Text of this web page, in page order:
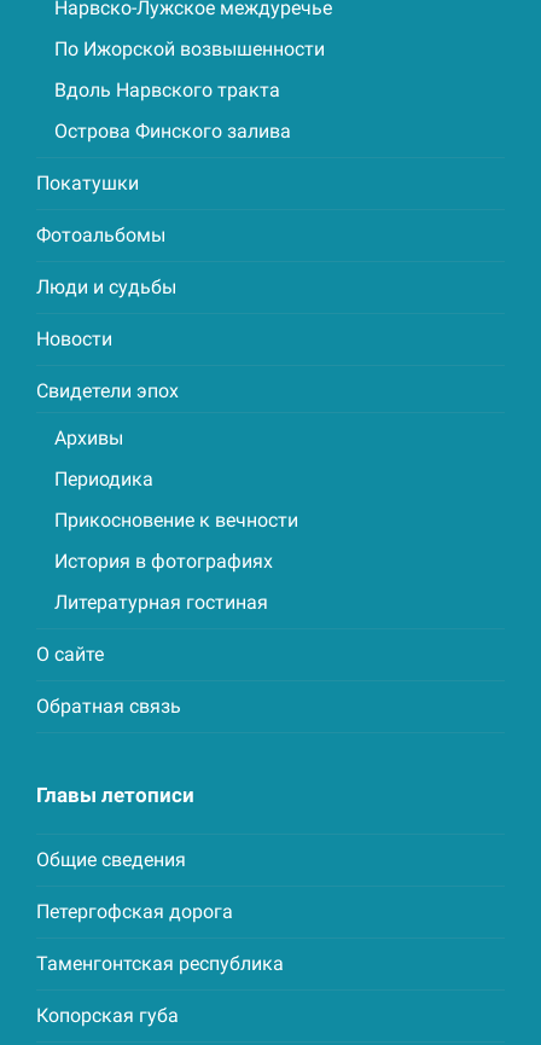
Нарвско-Лужское междуречье
По Ижорской возвышенности
Вдоль Нарвского тракта
Острова Финского залива
Покатушки
Фотоальбомы
Люди и судьбы
Новости
Свидетели эпох
Архивы
Периодика
Прикосновение к вечности
История в фотографиях
Литературная гостиная
О сайте
Обратная связь
Главы летописи
Общие сведения
Петергофская дорога
Таменгонтская республика
Копорская губа